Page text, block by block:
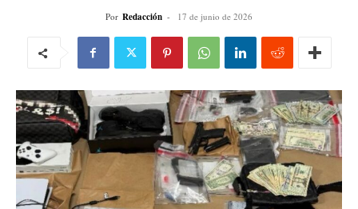
Por Redacción - 17 de junio de 2026